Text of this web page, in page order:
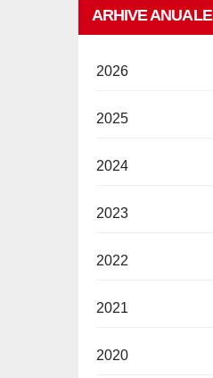
ARHIVE ANUALE
2026
2025
2024
2023
2022
2021
2020